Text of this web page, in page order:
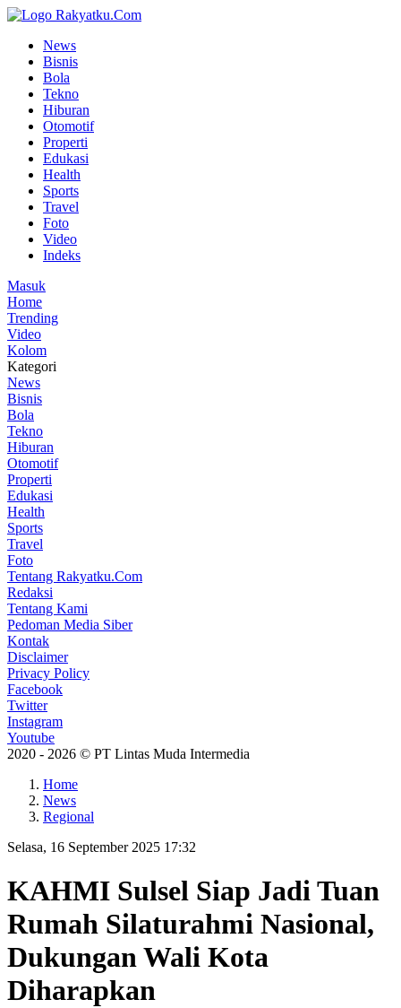
News
Bisnis
Bola
Tekno
Hiburan
Otomotif
Properti
Edukasi
Health
Sports
Travel
Foto
Video
Indeks
Masuk
Home
Trending
Video
Kolom
Kategori
News
Bisnis
Bola
Tekno
Hiburan
Otomotif
Properti
Edukasi
Health
Sports
Travel
Foto
Tentang Rakyatku.Com
Redaksi
Tentang Kami
Pedoman Media Siber
Kontak
Disclaimer
Privacy Policy
Facebook
Twitter
Instagram
Youtube
2020 - 2026 © PT Lintas Muda Intermedia
Home
News
Regional
Selasa, 16 September 2025 17:32
KAHMI Sulsel Siap Jadi Tuan
Rumah Silaturahmi Nasional,
Dukungan Wali Kota
Diharapkan